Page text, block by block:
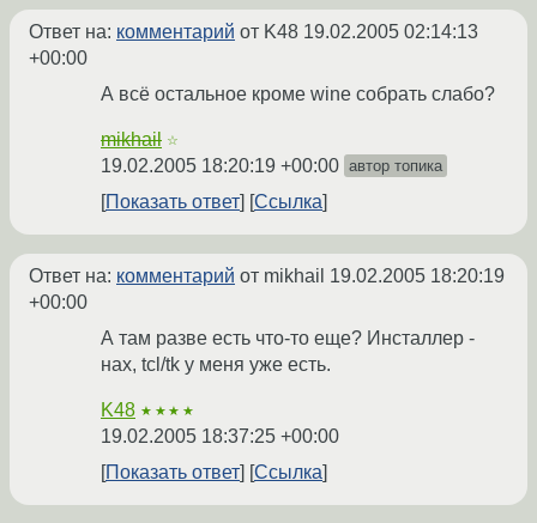
Ответ на: комментарий от K48 19.02.2005 02:14:13
+00:00
А всё остальное кроме wine собрать слабо?
mikhail ☆
19.02.2005 18:20:19 +00:00 автор топика
Показать ответ Ссылка
Ответ на: комментарий от mikhail 19.02.2005 18:20:19
+00:00
А там разве есть что-то еще? Инсталлер -
нах, tcl/tk у меня уже есть.
K48 ★★★★
19.02.2005 18:37:25 +00:00
Показать ответ
Ссылка